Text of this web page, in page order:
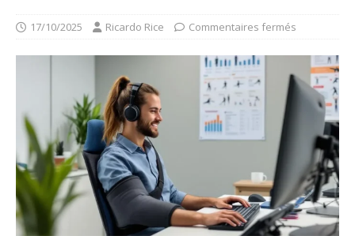
17/10/2025 Ricardo Rice Commentaires fermés